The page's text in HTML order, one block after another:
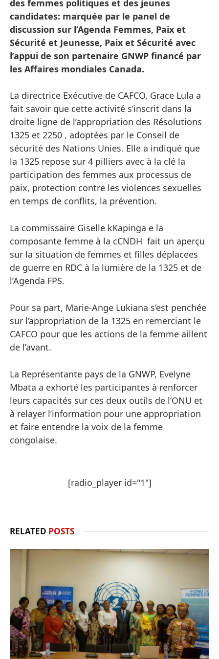
des femmes politiques et des jeunes
candidates: marquée par le panel de
discussion sur l’Agenda Femmes, Paix et
Sécurité et Jeunesse, Paix et Sécurité avec
l’appui de son partenaire GNWP financé par
les Affaires mondiales Canada.
La directrice Exécutive de CAFCO, Grace Lula a
fait savoir que cette activité s’inscrit dans la
droite ligne de l’appropriation des Résolutions
1325 et 2250 , adoptées par le Conseil de
sécurité des Nations Unies. Elle a indiqué que
la 1325 repose sur 4 pilliers avec à la clé la
participation des femmes aux processus de
paix, protection contre les violences sexuelles
en temps de conflits, la prévention.
La commissaire Giselle kKapinga e la
composante femme à la cCNDH fait un aperçu
sur la situation de femmes et filles déplacees
de guerre en RDC à la lumière de la 1325 et de
l’Agenda FPS.
Pour sa part, Marie-Ange Lukiana s’est penchée
sur l’appropriation de la 1325 en remerciant le
CAFCO pour que les actions de la femme aillent
de l’avant.
La Représentante pays de la GNWP, Evelyne
Mbata a exhorté les participantes à renforcer
leurs capacités sur ces deux outils de l’ONU et
à relayer l’information pour une appropriation
et faire entendre la voix de la femme
congolaise.
[radio_player id="1"]
RELATED POSTS